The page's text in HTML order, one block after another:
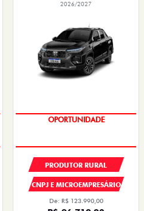
2026/2027
OPORTUNIDADE
PRODUTOR RURAL
CNPJ E MICROEMPRESÁRIO
De: R$ 123.990,00